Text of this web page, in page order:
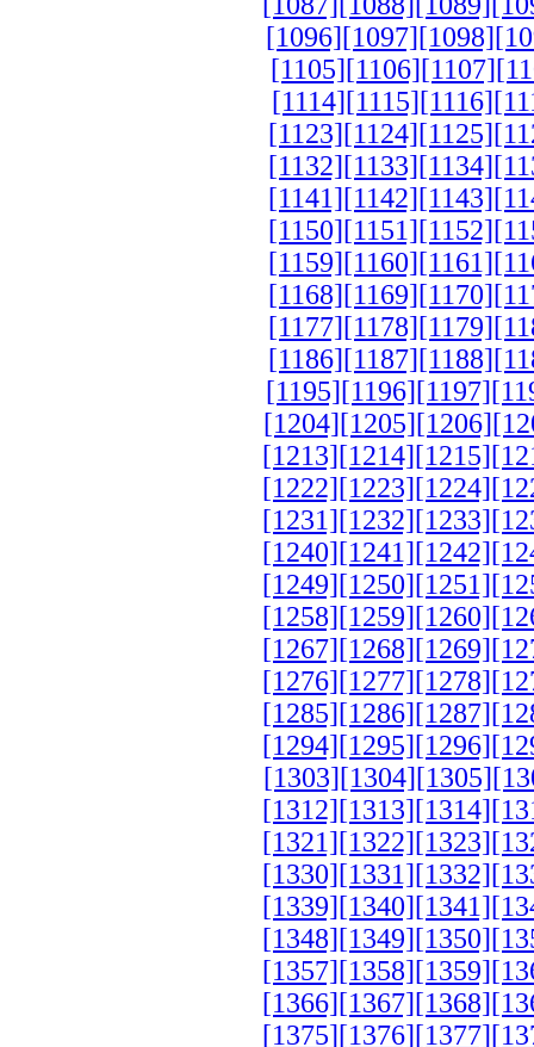
[1096] [1097] [1098]
[1105] [1106] [1107]
[1114] [1115] [1116]
[1123] [1124] [1125]
[1132] [1133] [1134]
[1141] [1142] [1143]
[1150] [1151] [1152]
[1159] [1160] [1161]
[1168] [1169] [1170]
[1177] [1178] [1179]
[1186] [1187] [1188]
[1195] [1196] [1197]
[1204] [1205] [1206]
[1213] [1214] [1215]
[1222] [1223] [1224]
[1231] [1232] [1233]
[1240] [1241] [1242]
[1249] [1250] [1251]
[1258] [1259] [1260]
[1267] [1268] [1269]
[1276] [1277] [1278]
[1285] [1286] [1287]
[1294] [1295] [1296]
[1303] [1304] [1305]
[1312] [1313] [1314]
[1321] [1322] [1323]
[1330] [1331] [1332]
[1339] [1340] [1341]
[1348] [1349] [1350]
[1357] [1358] [1359]
[1366] [1367] [1368]
[1375] [1376] [1377]